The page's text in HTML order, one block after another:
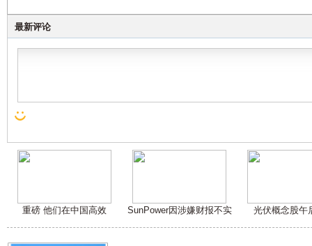
最新评论
重磅 他们在中国高效 SunPower因涉嫌财报不实 光伏概念股午